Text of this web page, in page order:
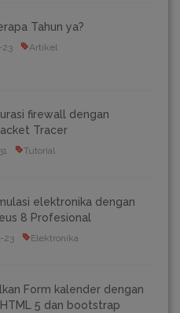
Tahun ya?
23 Artikel
firewall dengan
Tracer
Tutorial
elektronika dengan
8 Profesional
23 Elektronika
Form kalender dengan
5 dan bootstrap